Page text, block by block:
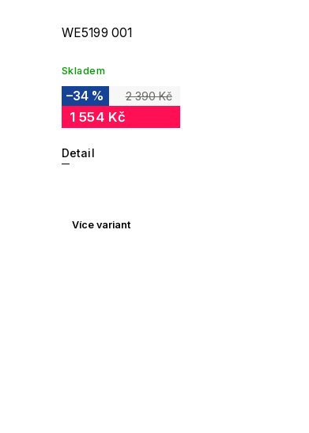
WE5199 001
Skladem
2 390 Kč
–34 %
1 554 Kč
Detail
Více variant